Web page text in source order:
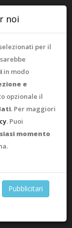
noi
per il
in modo
e
opzionale il
. Per maggiori
. Puoi
momento
Pubblicitari